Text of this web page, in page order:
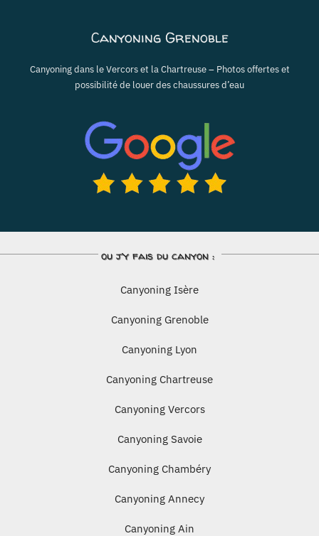
Canyoning Grenoble
Canyoning dans le Vercors et la Chartreuse – Photos offertes et
possibilité de louer des chaussures d’eau
ou j’y fais du canyon :
Canyoning Isère
Canyoning Grenoble
Canyoning Lyon
Canyoning Chartreuse
Canyoning Vercors
Canyoning Savoie
Canyoning Chambéry
Canyoning Annecy
Canyoning Ain